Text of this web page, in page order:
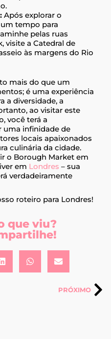
Após explorar o
tempo para
pelas ruas
visite a Catedral de
às margens do Rio
mais do que um
é uma experiência
a diversidade, a
ao visitar este
você terá a
uma infinidade de
locais apaixonados
culinária da cidade.
o Borough Market em
em Londres – sua
verdadeiramente
roteiro para Londres!
que viu?
PRÓXIMO